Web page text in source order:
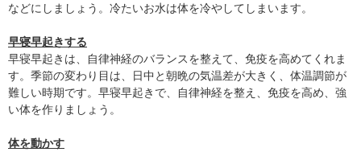
などにしましょう。冷たいお水は体を冷やしてしまいます。
早寝早起きする
早寝早起きは、自律神経のバランスを整えて、免疫を高めてくれま
す。季節の変わり目は、日中と朝晩の気温差が大きく、体温調節が
難しい時期です。早寝早起きで、自律神経を整え、免疫を高め、強
い体を作りましょう。
体を動かす